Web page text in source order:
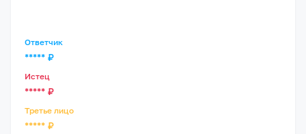
Ответчик
***** ₽
Истец
***** ₽
Третье лицо
***** ₽